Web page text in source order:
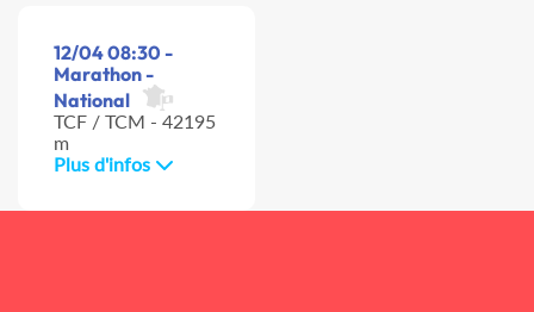
12/04 08:30 -
Marathon -
National
TCF / TCM - 42195
m
Plus d'infos